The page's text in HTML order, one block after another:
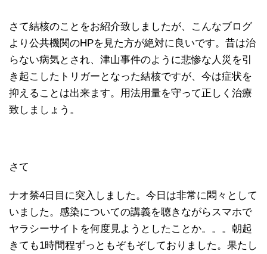
さて結核のことをお紹介致しましたが、こんなブログ
より公共機関のHPを見た方が絶対に良いです。昔は治
らない病気とされ、津山事件のように悲惨な人災を引
き起こしたトリガーとなった結核ですが、今は症状を
抑えることは出来ます。用法用量を守って正しく治療
致しましょう。
さて
ナオ禁4日目に突入しました。今日は非常に悶々として
いました。感染についての講義を聴きながらスマホで
ヤラシーサイトを何度見ようとしたことか。。。朝起
きても1時間程ずっともぞもぞしておりました。果たし